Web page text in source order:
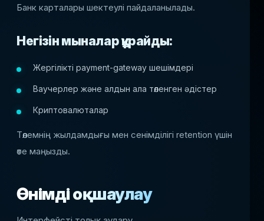
Банк карталары шектеулі пайдаланылады.
Негізін мыналар құрайды:
Жергілікті payment-gateway шешімдері
Ваучерлер және алдын ала төленген әдістер
Криптовалюталар
Төлемнің жылдамдығы мен сенімділігі retention үшін
өте маңызды.
Өнімді оқшаулау